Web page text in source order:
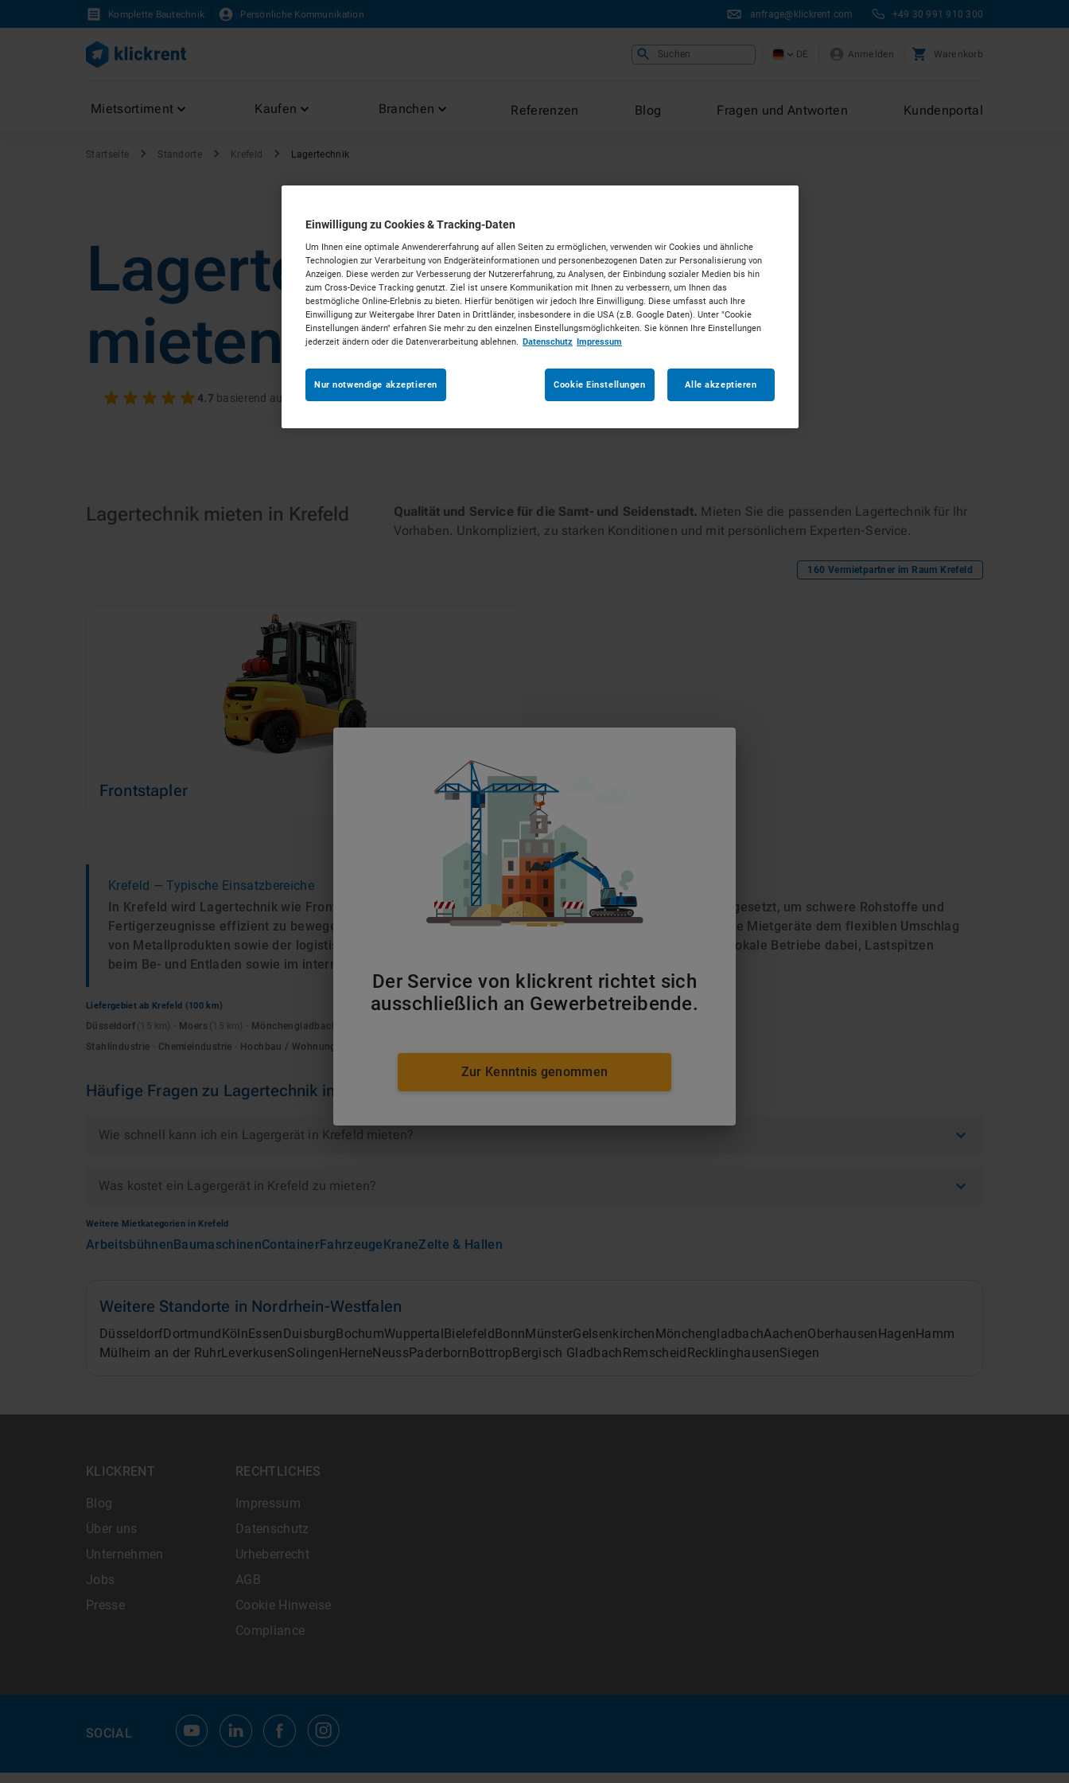
Komplette Bautechnik Persönliche Kommunikation anfrage@klickrent.com +49 30 991 910 300
Suchen DE Anmelden Warenkorb
Mietsortiment Kaufen Branchen Referenzen Blog Fragen und Antworten Kundenportal
Startseite Standorte Krefeld Lagertechnik
Lagertechnik
mieten in Krefeld
4.7 basierend auf 100+ Bewertungen
Lagertechnik mieten in Krefeld Qualität und Service für die Samt- und Seidenstadt. Mieten Sie die passenden Lagertechnik für Ihr
Vorhaben. Unkompliziert, zu starken Konditionen und mit persönlichem Experten-Service.
160 Vermietpartner im Raum Krefeld
Frontstapler ab 56 €/Tag
Krefeld — Typische Einsatzbereiche
In Krefeld wird Lagertechnik wie Frontstapler vor allem in der ansässigen Stahl- und Chemieindustrie eingesetzt, um schwere Rohstoffe und
Fertigerzeugnisse effizient zu bewegen. Besonders im Rheinhafen und im Chempark Uerdingen dienen die Mietgeräte dem flexiblen Umschlag
von Metallprodukten sowie der logistischen Abwicklung chemischer Güter. Diese Lösungen unterstützen lokale Betriebe dabei, Lastspitzen
beim Be- und Entladen sowie im internen Warenfluss prozesssicher zu bewältigen.
Liefergebiet ab Krefeld (100 km)
Düsseldorf · Moers · Mönchengladbach
Stahlindustrie · Chemieindustrie · Hochbau / Wohnungsbau
Häufige Fragen zu Lagertechnik in
Wie schnell kann ich ein Lagergerät in Krefeld mieten?
Was kostet ein Lagergerät in Krefeld zu mieten?
Weitere Mietkategorien in Krefeld
ArbeitsbühnenBaumaschinenContainerFahrzeugeKraneZelte & Hallen
Weitere Standorte in Nordrhein-Westfalen
DüsseldorfDortmundKölnEssenDuisburgBochumWuppertalBielefeldBonnMünsterGelsenkirchenMönchengladbachAachenOberhausenHagenHamm
Mülheim an der RuhrLeverkusenSolingenHerneNeussPaderbornBottropBergisch GladbachRemscheidRecklinghausenSiegen
KLICKRENT
Blog
Über uns
Unternehmen
Jobs
Presse
RECHTLICHES
Impressum
Datenschutz
Urheberrecht
AGB
Cookie Hinweise
Compliance
SOCIAL
Der Service von klickrent richtet sich
ausschließlich an Gewerbetreibende.
Zur Kenntnis genommen
Einwilligung zu Cookies & Tracking-Daten
Um Ihnen eine optimale Anwendererfahrung auf allen Seiten zu ermöglichen, verwenden wir Cookies und ähnliche
Technologien zur Verarbeitung von Endgeräteinformationen und personenbezogenen Daten zur Personalisierung von
Anzeigen. Diese werden zur Verbesserung der Nutzererfahrung, zu Analysen, der Einbindung sozialer Medien bis hin
zum Cross-Device Tracking genutzt. Ziel ist unsere Kommunikation mit Ihnen zu verbessern, um Ihnen das
bestmögliche Online-Erlebnis zu bieten. Hierfür benötigen wir jedoch Ihre Einwilligung. Diese umfasst auch Ihre
Einwilligung zur Weitergabe Ihrer Daten in Drittländer, insbesondere in die USA (z.B. Google Daten). Unter "Cookie
Einstellungen ändern" erfahren Sie mehr zu den einzelnen Einstellungsmöglichkeiten. Sie können Ihre Einstellungen
jederzeit ändern oder die Datenverarbeitung ablehnen. Datenschutz Impressum
Nur notwendige akzeptieren Alle akzeptieren
Cookie Einstellungen